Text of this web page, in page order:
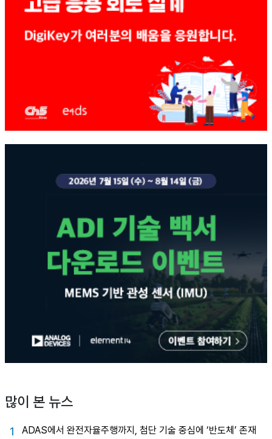
많이 본 뉴스
1 ADAS에서 완전자율주행까지, 첨단 기술 중심에 ‘반도체’ 존재